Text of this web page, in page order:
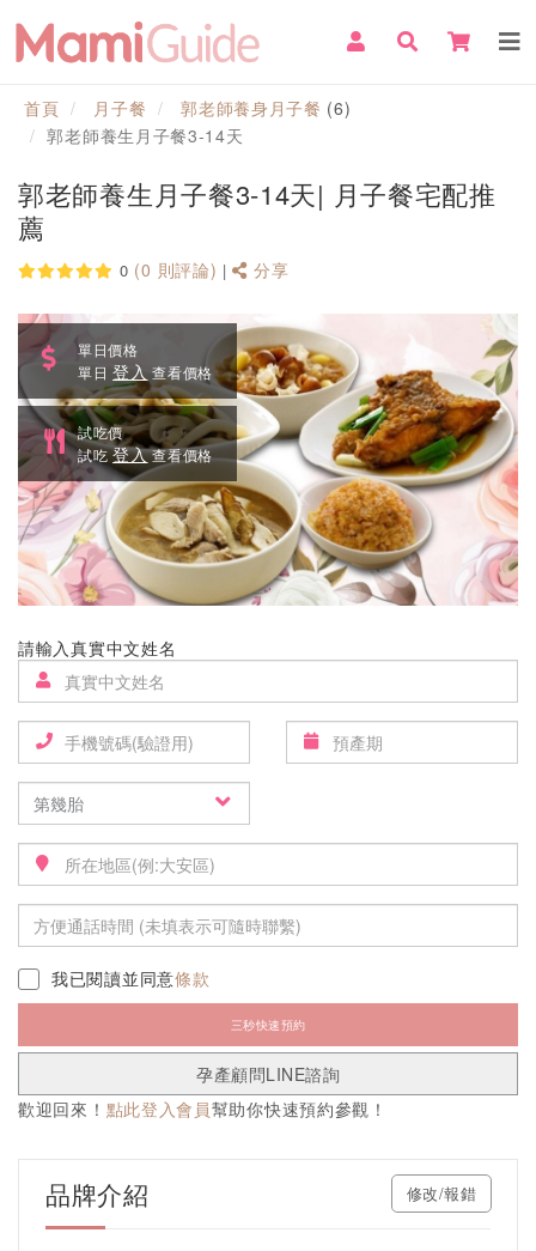
首頁 月子餐 郭老師養身月子餐 (6)
郭老師養生月子餐3-14天
郭老師養生月子餐3-14天| 月子餐宅配推
薦
0 (0 則評論) | 分享
單日價格
單日登入 查看價格
試吃價
試吃登入查看價格
請輸入真實中文姓名
我已閱讀並同意條款
三秒快速預約
孕產顧問LINE諮詢
歡迎回來！ 點此登入會員幫助你快速預約參觀！
品牌介紹 修改/報錯